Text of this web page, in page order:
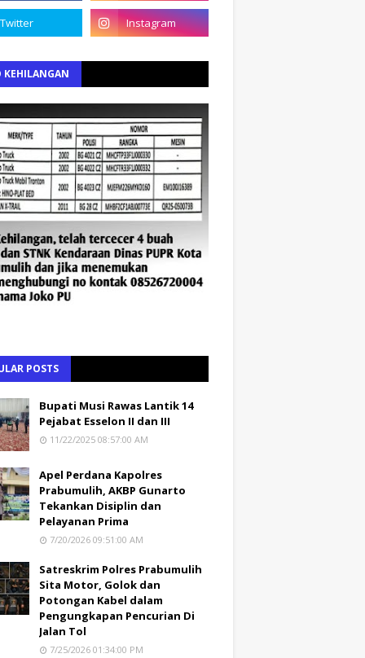
KEHILANGAN
POSTS
Bupati Musi Rawas Lantik 14
Pejabat Esselon II dan III
11/22/2025 08:57:00 AM
Apel Perdana Kapolres
Prabumulih, AKBP Gunarto
Tekankan Disiplin dan
Pelayanan Prima
7/20/2026 09:51:00 AM
Satreskrim Polres Prabumulih
Sita Motor, Golok dan
Potongan Kabel dalam
Pengungkapan Pencurian Di
Jalan Tol
7/25/2026 01:34:00 PM